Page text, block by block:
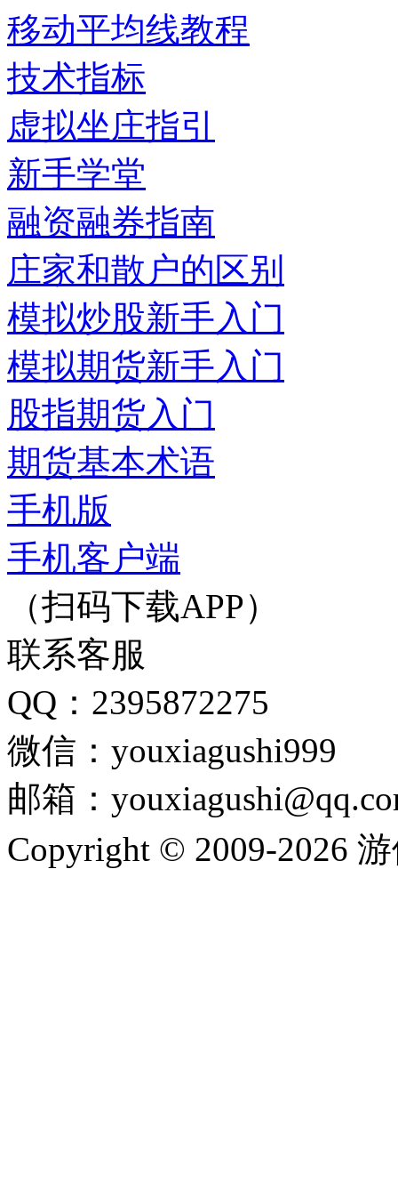
移动平均线教程
技术指标
虚拟坐庄指引
新手学堂
融资融券指南
庄家和散户的区别
模拟炒股新手入门
模拟期货新手入门
股指期货入门
期货基本术语
手机版
手机客户端
（扫码下载APP）
联系客服
QQ：2395872275
微信：youxiagushi999
邮箱：
Copyright © 2009-2026